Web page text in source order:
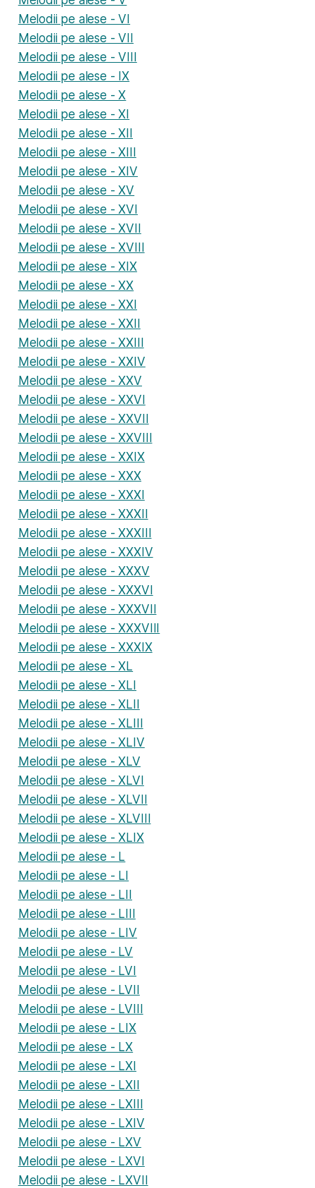
Melodii pe alese - VI
Melodii pe alese - VII
Melodii pe alese - VIII
Melodii pe alese - IX
Melodii pe alese - X
Melodii pe alese - XI
Melodii pe alese - XII
Melodii pe alese - XIII
Melodii pe alese - XIV
Melodii pe alese - XV
Melodii pe alese - XVI
Melodii pe alese - XVII
Melodii pe alese - XVIII
Melodii pe alese - XIX
Melodii pe alese - XX
Melodii pe alese - XXI
Melodii pe alese - XXII
Melodii pe alese - XXIII
Melodii pe alese - XXIV
Melodii pe alese - XXV
Melodii pe alese - XXVI
Melodii pe alese - XXVII
Melodii pe alese - XXVIII
Melodii pe alese - XXIX
Melodii pe alese - XXX
Melodii pe alese - XXXI
Melodii pe alese - XXXII
Melodii pe alese - XXXIII
Melodii pe alese - XXXIV
Melodii pe alese - XXXV
Melodii pe alese - XXXVI
Melodii pe alese - XXXVII
Melodii pe alese - XXXVIII
Melodii pe alese - XXXIX
Melodii pe alese - XL
Melodii pe alese - XLI
Melodii pe alese - XLII
Melodii pe alese - XLIII
Melodii pe alese - XLIV
Melodii pe alese - XLV
Melodii pe alese - XLVI
Melodii pe alese - XLVII
Melodii pe alese - XLVIII
Melodii pe alese - XLIX
Melodii pe alese - L
Melodii pe alese - LI
Melodii pe alese - LII
Melodii pe alese - LIII
Melodii pe alese - LIV
Melodii pe alese - LV
Melodii pe alese - LVI
Melodii pe alese - LVII
Melodii pe alese - LVIII
Melodii pe alese - LIX
Melodii pe alese - LX
Melodii pe alese - LXI
Melodii pe alese - LXII
Melodii pe alese - LXIII
Melodii pe alese - LXIV
Melodii pe alese - LXV
Melodii pe alese - LXVI
Melodii pe alese - LXVII